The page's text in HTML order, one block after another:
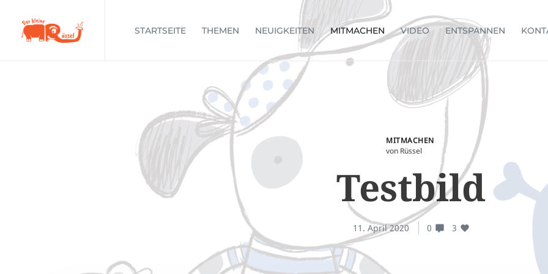
STARTSEITE THEMEN NEUIGKEITEN MITMACHEN VIDEO ENTSPANNEN
MITMACHEN
von Rüssel
Testbild
11. April 2020 0 3